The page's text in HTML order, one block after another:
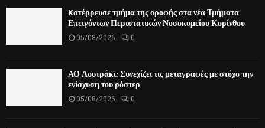
Kατέρρευσε τμήμα της οροφής στα νέα Τμήματα
Επειγόντων Περιστατικών Νοσοκομείου Κορίνθου
05/08/2026 0
ΑΟ Λουτράκι: Συνεχίζει τις μεταγραφές με στόχο την
ενίσχυση του ρόστερ
05/08/2026 0